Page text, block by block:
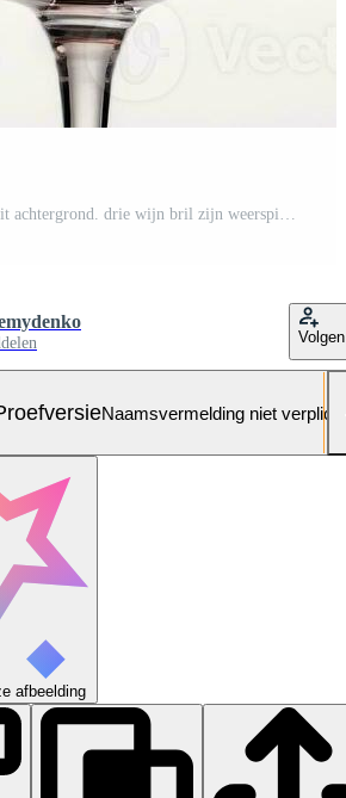
rood wijn Aan een wit achtergrond. drie wijn bril zijn weerspiegeld Aan een glanzend wit tafel. voorkant visie, dichtbij omhoog. Pro Foto
Volgen
Naamsvermelding niet verplicht
afbeelding